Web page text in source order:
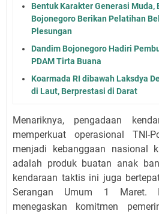
Bentuk Karakter Generasi Muda,
Bojonegoro Berikan Pelatihan
Plesungan
Dandim Bojonegoro Hadiri
PDAM Tirta Buana
Koarmada RI dibawah Laksdya
di Laut, Berprestasi di Darat
Menariknya, pengadaan
memperkuat operasional
menjadi kebanggaan nasional
adalah produk buatan anak
kendaraan taktis ini juga
Serangan Umum 1 Maret.
menegaskan komitmen